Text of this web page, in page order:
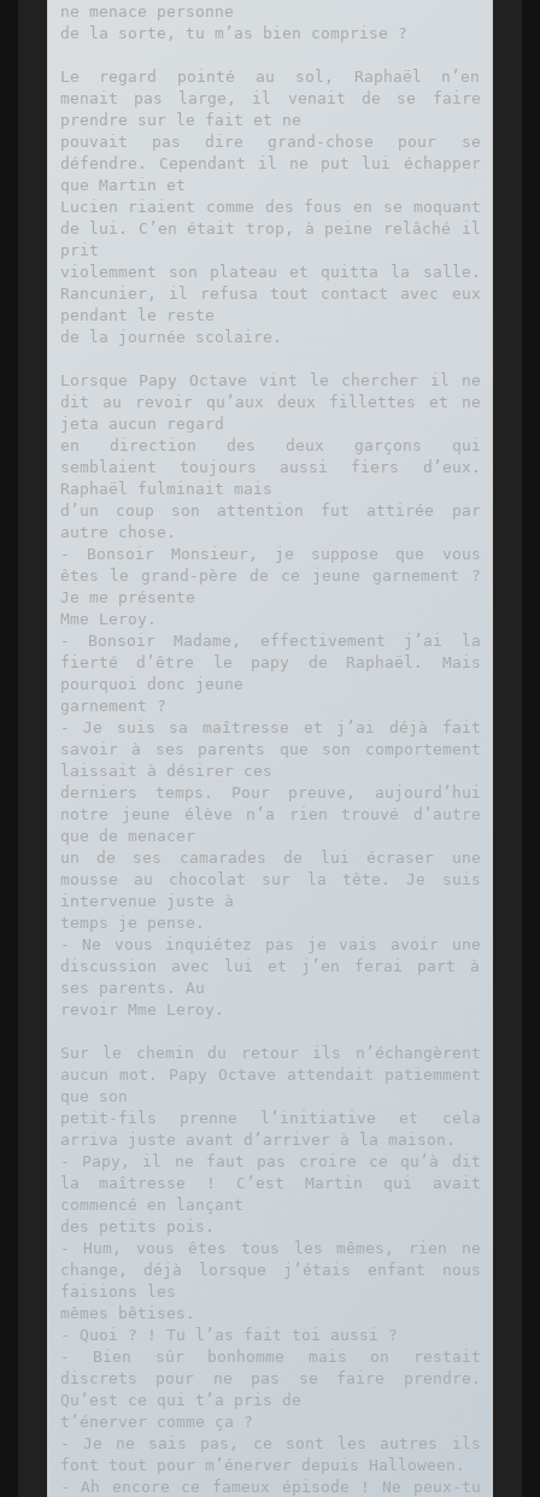
ne menace personne
de la sorte, tu m’as bien comprise ?
Le regard pointé au sol, Raphaël n’en
menait pas large, il venait de se faire
prendre sur le fait et ne
pouvait pas dire grand-chose pour se
défendre. Cependant il ne put lui échapper
que Martin et
Lucien riaient comme des fous en se moquant
de lui. C’en était trop, à peine relâché il
prit
violemment son plateau et quitta la salle.
Rancunier, il refusa tout contact avec eux
pendant le reste
de la journée scolaire.
Lorsque Papy Octave vint le chercher il ne
dit au revoir qu’aux deux fillettes et ne
jeta aucun regard
en direction des deux garçons qui
semblaient toujours aussi fiers d’eux.
Raphaël fulminait mais
d’un coup son attention fut attirée par
autre chose.
- Bonsoir Monsieur, je suppose que vous
êtes le grand-père de ce jeune garnement ?
Je me présente
Mme Leroy.
- Bonsoir Madame, effectivement j’ai la
fierté d’être le papy de Raphaël. Mais
pourquoi donc jeune
garnement ?
- Je suis sa maîtresse et j’ai déjà fait
savoir à ses parents que son comportement
laissait à désirer ces
derniers temps. Pour preuve, aujourd’hui
notre jeune élève n’a rien trouvé d’autre
que de menacer
un de ses camarades de lui écraser une
mousse au chocolat sur la tête. Je suis
intervenue juste à
temps je pense.
- Ne vous inquiétez pas je vais avoir une
discussion avec lui et j’en ferai part à
ses parents. Au
revoir Mme Leroy.
Sur le chemin du retour ils n’échangèrent
aucun mot. Papy Octave attendait patiemment
que son
petit-fils prenne l’initiative et cela
arriva juste avant d’arriver à la maison.
- Papy, il ne faut pas croire ce qu’à dit
la maîtresse ! C’est Martin qui avait
commencé en lançant
des petits pois.
- Hum, vous êtes tous les mêmes, rien ne
change, déjà lorsque j’étais enfant nous
faisions les
mêmes bêtises.
- Quoi ? ! Tu l’as fait toi aussi ?
- Bien sûr bonhomme mais on restait
discrets pour ne pas se faire prendre.
Qu’est ce qui t’a pris de
t’énerver comme ça ?
- Je ne sais pas, ce sont les autres ils
font tout pour m’énerver depuis Halloween.
- Ah encore ce fameux épisode ! Ne peux-tu